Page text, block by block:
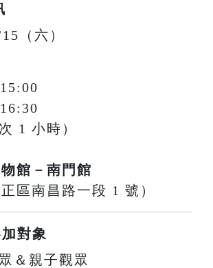
（六）
1 小時）
館－南門館
正區南昌路一段 1 號）
對象
＆親子觀眾